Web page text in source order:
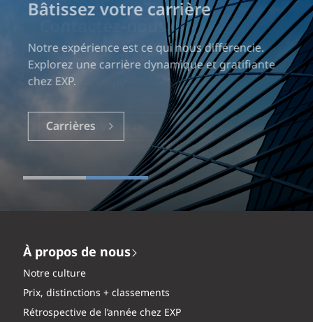
Bâtissez votre carrière
Notre expérience est ce qui nous différencie.
Explorez une carrière dynamique et gratifiante
chez EXP.
Carrières
À propos de nous
Notre culture
Prix, distinctions + classements
Rétrospective de l’année chez EXP